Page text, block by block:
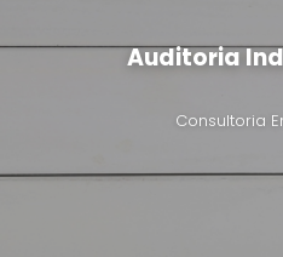
Auditoria
Consultoria